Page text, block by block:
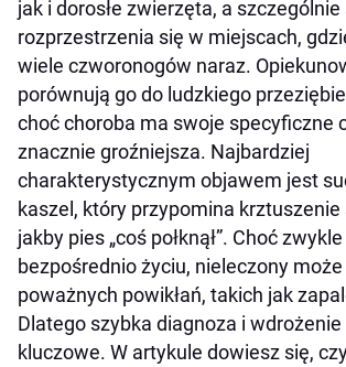
jak i dorosłe zwierzęta, a
rozprzestrzenia się w miejscach,
wiele czworonogów naraz.
porównują go do ludzkiego
choć choroba ma swoje specyficzne
znacznie groźniejsza. Najbardziej
charakterystycznym objawem jest
kaszel, który przypomina krztuszenie
jakby pies „coś połknął”. Choć
bezpośrednio życiu, nieleczony
poważnych powikłań, takich jak
Dlatego szybka diagnoza i
kluczowe. W artykule dowiesz się,